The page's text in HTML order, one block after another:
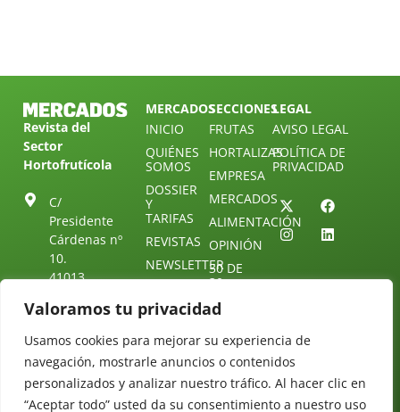
Valoramos tu privacidad
Usamos cookies para mejorar su experiencia de
navegación, mostrarle anuncios o contenidos
personalizados y analizar nuestro tráfico. Al hacer clic en
“Aceptar todo” usted da su consentimiento a nuestro uso
Revista del
Sector
Hortofrutícola
C/
Presidente
Cárdenas nº
10.
41013
ESPAÑA
Tel: (+34) 954
25 88 51
redaccion@revistamercados.com
MERCADOS
INICIO
QUIÉNES
SOMOS
DOSSIER
Y
TARIFAS
REVISTAS
NEWSLETTER
ÚNETE A
TELEGRAM
CONTACTO
SECCIONES
FRUTAS
HORTALIZAS
EMPRESA
MERCADOS
ALIMENTACIÓN
OPINIÓN
30 DE
30
DIRECTORIO
LEGAL
AVISO LEGAL
POLÍTICA DE
PRIVACIDAD